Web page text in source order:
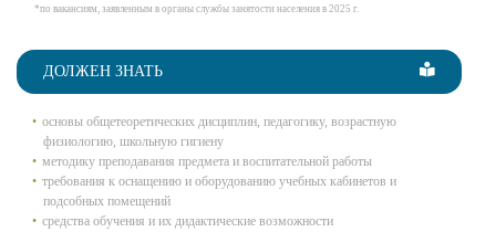
*по вакансиям, заявленным в органы службы занятости населения в 2025 г.
ДОЛЖЕН ЗНАТЬ
основы общетеоретических дисциплин, педагогику, возрастную
физиологию, школьную гигиену
методику преподавания предмета и воспитательной работы
требования к оснащению и оборудованию учебных кабинетов и
подсобных помещений
средства обучения и их дидактические возможности